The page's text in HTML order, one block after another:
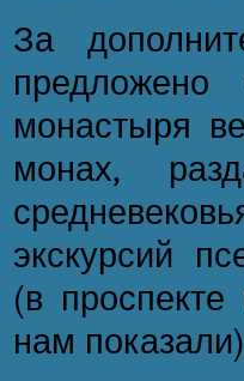
За
предложено
монастыря
монах,
экскурсий
(в
нам